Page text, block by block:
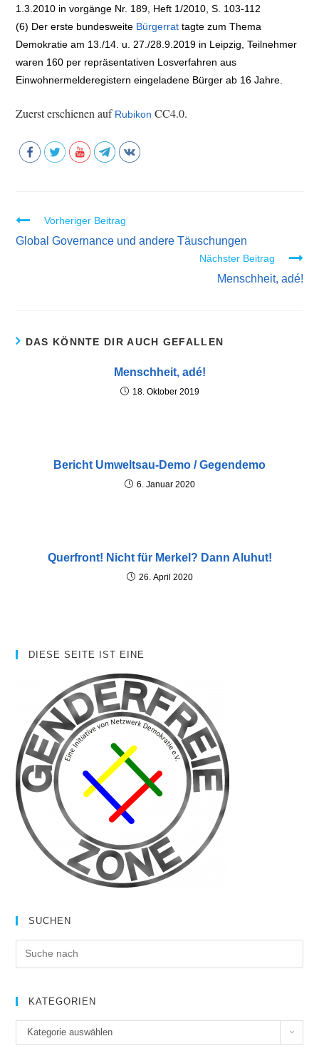
1.3.2010 in vorgänge Nr. 189, Heft 1/2010, S. 103-112
(6) Der erste bundesweite Bürgerrat tagte zum Thema
Demokratie am 13./14. u. 27./28.9.2019 in Leipzig, Teilnehmer
waren 160 per repräsentativen Losverfahren aus
Einwohnermelderegistern eingeladene Bürger ab 16 Jahre.
Zuerst erschienen auf Rubikon CC4.0.
W
e
l
Vorheriger Beitrag
Global Governance und andere Täuschungen
Nächster Beitrag
Menschheit, adé!
DAS KÖNNTE DIR AUCH GEFALLEN
Menschheit, adé!
18. Oktober 2019
Bericht Umweltsau-Demo / Gegendemo
6. Januar 2020
Querfront! Nicht für Merkel? Dann Aluhut!
26. April 2020
DIESE SEITE IST EINE
SUCHEN
KATEGORIEN
a
Kategorie auswählen